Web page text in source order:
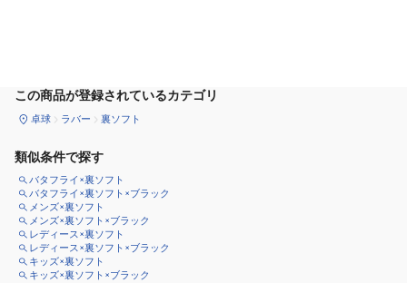
この商品が登録されているカテゴリ
卓球 ラバー 裏ソフト
類似条件で探す
バタフライ×裏ソフト
バタフライ×裏ソフト×ブラック
メンズ×裏ソフト
メンズ×裏ソフト×ブラック
レディース×裏ソフト
レディース×裏ソフト×ブラック
キッズ×裏ソフト
キッズ×裏ソフト×ブラック